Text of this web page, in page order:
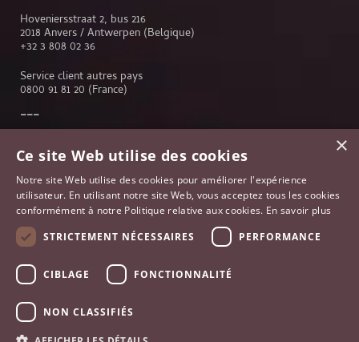
Hoveniersstraat 2, bus 216
2018 Anvers / Antwerpen (Belgique)
+32 3 808 02 36
Service client autres pays
0800 91 81 20 (France)
Service client
Lausanne
Anvers
Paris
France
×
Ce site Web utilise des cookies
Notre site Web utilise des cookies pour améliorer l'expérience
utilisateur. En utilisant notre site Web, vous acceptez tous les cookies
conformément à notre Politique relative aux cookies. En savoir plus
STRICTEMENT NÉCESSAIRES
PERFORMANCE
CIBLAGE FONCTIONNALITÉ
NON CLASSIFIÉS